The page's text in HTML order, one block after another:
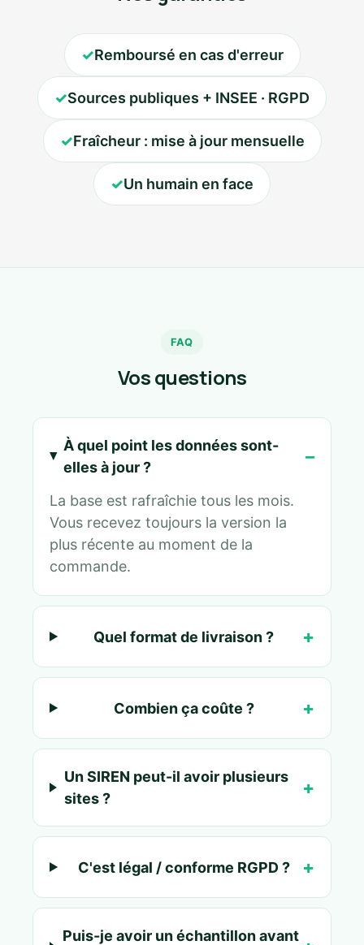
✓Remboursé en cas d'erreur
✓Sources publiques + INSEE · RGPD
✓Fraîcheur : mise à jour mensuelle
✓Un humain en face
FAQ
Vos questions
À quel point les données sont-
elles à jour ?
La base est rafraîchie tous les mois.
Vous recevez toujours la version la
plus récente au moment de la
commande.
Quel format de livraison ?
Combien ça coûte ?
Un SIREN peut-il avoir plusieurs
sites ?
C'est légal / conforme RGPD ?
Puis-je avoir un échantillon avant